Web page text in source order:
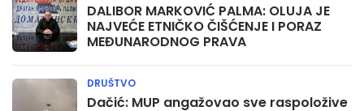
DALIBOR MARKOVIĆ PALMA: OLUJA JE
NAJVEĆE ETNIČKO ČIŠĆENJE I PORAZ
MEĐUNARODNOG PRAVA
Dačić: MUP angažovao sve raspoložive
DRUŠTVO